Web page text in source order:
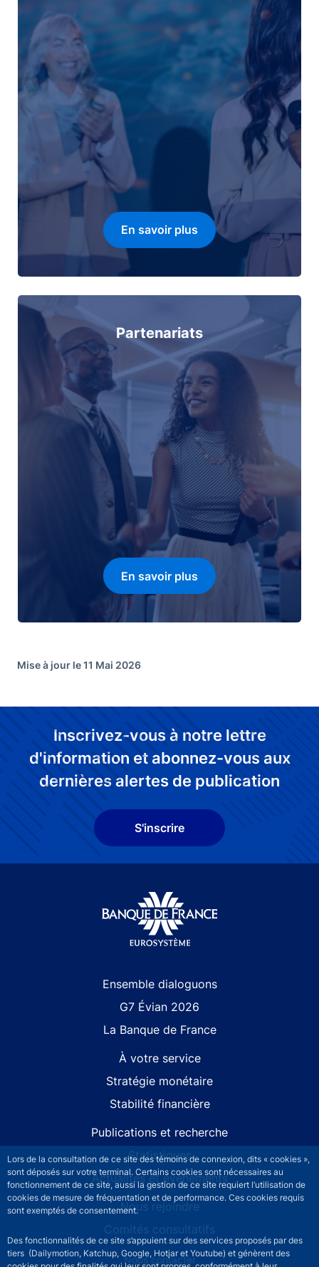
Lors de la consultation de ce site des témoins de connexion, dits « cookies »,
sont déposés sur votre terminal. Certains cookies sont nécessaires au
fonctionnement de ce site, aussi la gestion de ce site requiert l’utilisation de
cookies de mesure de fréquentation et de performance. Ces cookies requis
sont exemptés de consentement.
Des fonctionnalités de ce site s’appuient sur des services proposés par des
tiers (Dailymotion, Katchup, Google, Hotjar et Youtube) et génèrent des
En savoir plus
Partenariats
En savoir plus
Mise à jour le 11 Mai 2026
Inscrivez-vous à notre lettre
d'information et abonnez-vous aux
dernières alertes de publication
S'inscrire
Ensemble dialoguons
G7 Évian 2026
La Banque de France
À votre service
Stratégie monétaire
Stabilité financière
Publications et recherche
Statistiques
Actualités et événements
Nous rejoindre
Comités consultatifs
Footer secondary menuNous contacter